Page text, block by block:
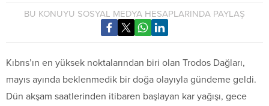
BU KONUYU SOSYAL MEDYA HESAPLARINDA PAYLAŞ
Kıbrıs’ın en yüksek noktalarından biri olan Trodos Dağları,
mayıs ayında beklenmedik bir doğa olayıyla gündeme geldi.
Dün akşam saatlerinden itibaren başlayan kar yağışı, gece